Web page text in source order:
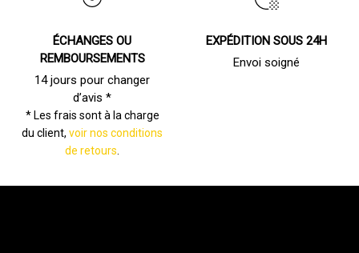
ÉCHANGES OU
REMBOURSEMENTS
14 jours pour changer
d’avis *
* Les frais sont à la charge
du client,voir nos conditions
de retours
EXPÉDITION SOUS 24H
Envoi soigné